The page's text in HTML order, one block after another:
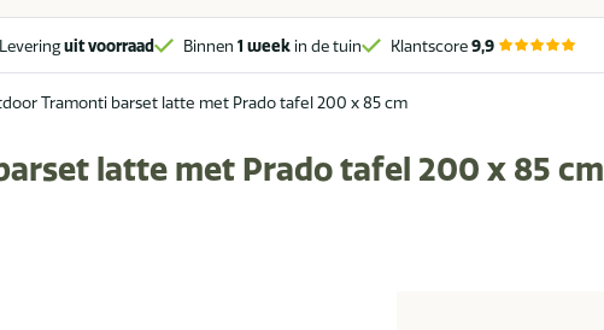
Leveringuit voorraad Binnen 1 week in de tuin Klantscore9,9
Tramonti barset latte met Prado tafel 200 x 85 cm
latte met Prado tafel 200 x 85 cm